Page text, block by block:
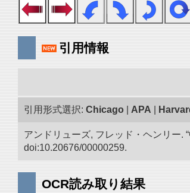
引用情報
引用形式選択: Chicago APA
アンドリューズ, フレッド・ヘンリー.
doi:10.20676/00000259.
OCR読み取り結果